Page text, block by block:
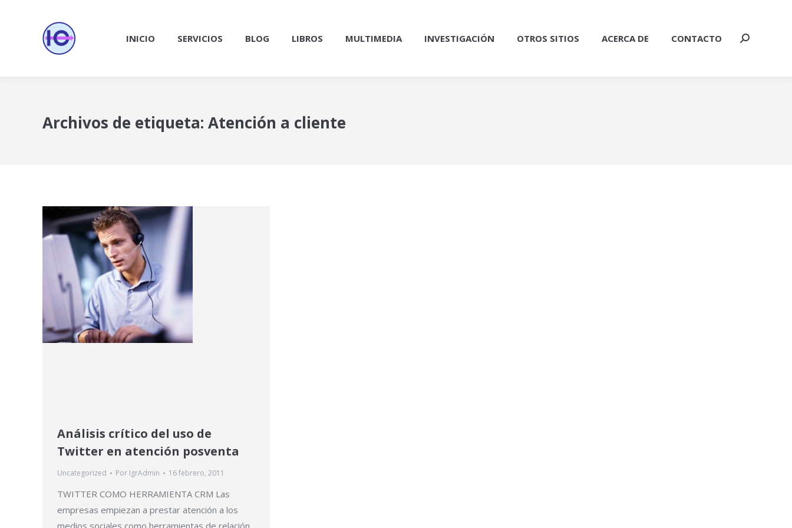
INICIO SERVICIOS BLOG LIBROS MULTIMEDIA INVESTIGACIÓN OTROS SITIOS ACERCA DE CONTACTO Buscar:
Archivos de etiqueta: Atención a cliente
Análisis crítico del uso de
Twitter en atención posventa
Uncategorized Por IgrAdmin 16 febrero, 2011
TWITTER COMO HERRAMIENTA CRM Las
empresas empiezan a prestar atención a los